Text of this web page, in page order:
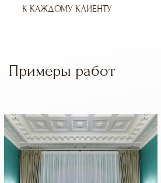
К КАЖДОМУ КЛИЕНТУ
Примеры работ